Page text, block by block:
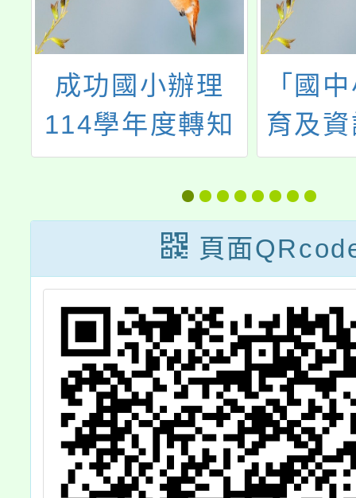
成功國小辦理
114學年度轉知
成功國小辦理親
職教育講座「新
世代的網路危機
~談家長教養策
略!」，歡迎本校
教職員、家長及
社區人士參加。
「國
育及
課程
頁面